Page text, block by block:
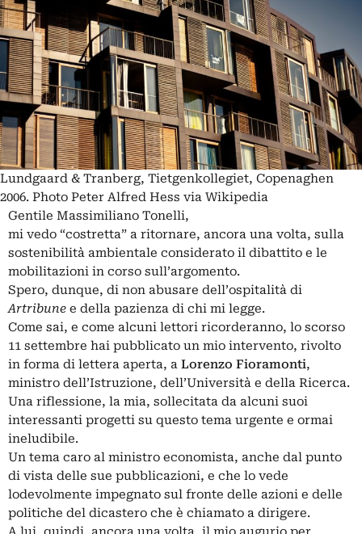
Lundgaard & Tranberg, Tietgenkollegiet, Copenaghen
2006. Photo Peter Alfred Hess via Wikipedia
Gentile Massimiliano Tonelli,
mi vedo “costretta” a ritornare, ancora una volta, sulla
sostenibilità ambientale considerato il dibattito e le
mobilitazioni in corso sull’argomento.
Spero, dunque, di non abusare dell’ospitalità di
Artribune e della pazienza di chi mi legge.
Come sai, e come alcuni lettori ricorderanno, lo scorso
11 settembre hai pubblicato un mio intervento, rivolto
in forma di lettera aperta, a Lorenzo Fioramonti,
ministro dell’Istruzione, dell’Università e della Ricerca.
Una riflessione, la mia, sollecitata da alcuni suoi
interessanti progetti su questo tema urgente e ormai
ineludibile.
Un tema caro al ministro economista, anche dal punto
di vista delle sue pubblicazioni, e che lo vede
lodevolmente impegnato sul fronte delle azioni e delle
politiche del dicastero che è chiamato a dirigere.